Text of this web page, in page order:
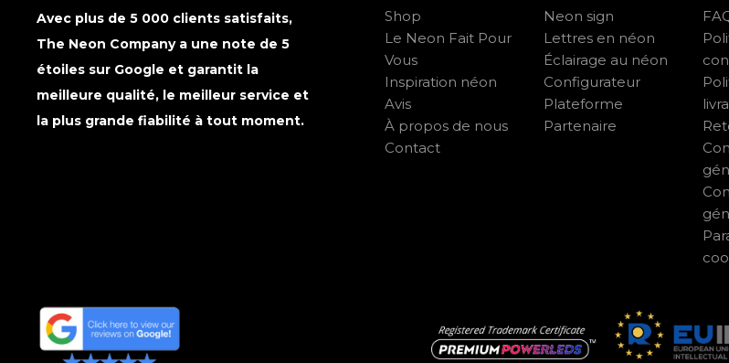
Avec plus de 5 000 clients satisfaits,
The Neon Company a une note de 5
étoiles sur Google et garantit la
meilleure qualité, le meilleur service et
la plus grande fiabilité à tout moment.
Shop
Le Neon Fait Pour
Vous
Inspiration néon
Avis
À propos de nous
Contact
Neon sign
Lettres en néon
Éclairage au néon
Configurateur
Plateforme
Partenaire